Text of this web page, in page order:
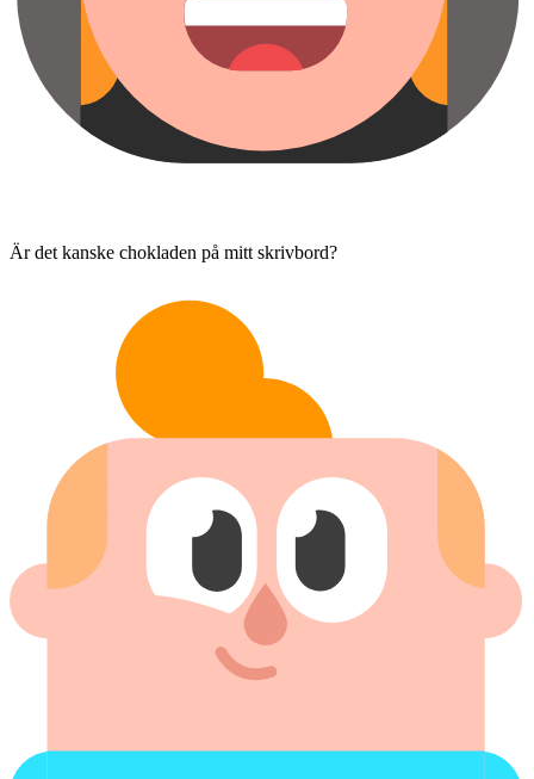
Är det kanske chokladen på mitt skrivbord?